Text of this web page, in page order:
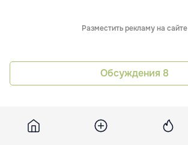
Разместить рекламу на сайте
Обсуждения 8
Похожие новости